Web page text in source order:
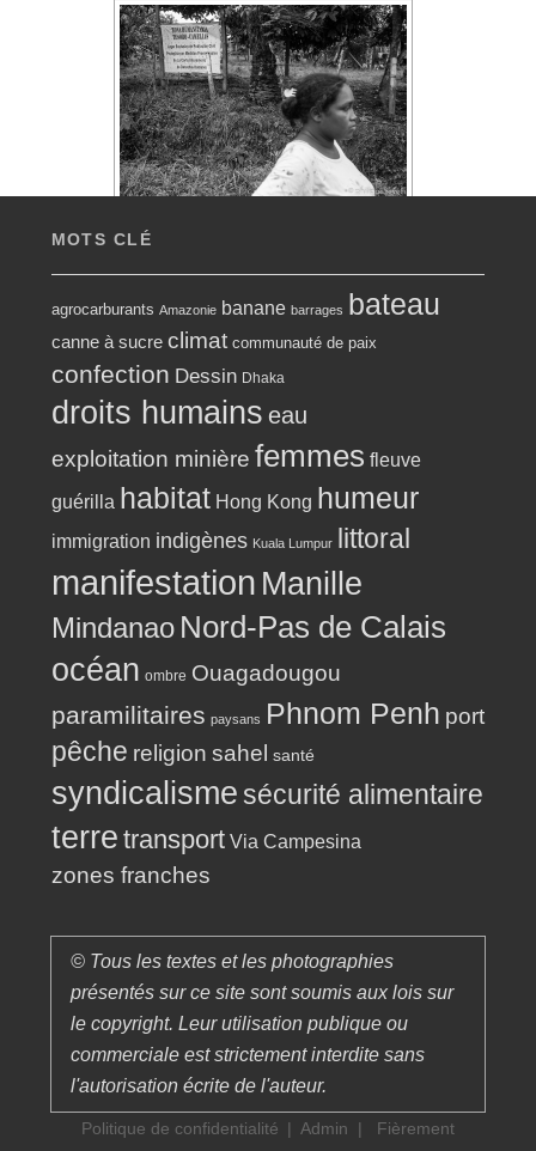
MOTS CLÉ
agrocarburants Amazonie banane barrages bateau
canne à sucre climat communauté de paix
confection Dessin Dhaka
droits humains eau
exploitation minière femmes fleuve
guérilla habitat Hong Kong humeur
immigration indigènes Kuala Lumpur littoral
manifestation Manille
Mindanao Nord-Pas de Calais
océan ombre Ouagadougou
paramilitaires paysans Phnom Penh port
pêche religion sahel santé
syndicalisme sécurité alimentaire
terre transport Via Campesina
zones franches
© Tous les textes et les photographies
présentés sur ce site sont soumis aux lois sur
le copyright. Leur utilisation publique ou
commerciale est strictement interdite sans
l'autorisation écrite de l'auteur.
Politique de confidentialité Admin | Fièrement